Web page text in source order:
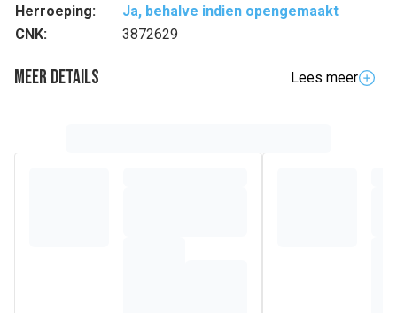
Herroeping:
Ja, behalve indien opengemaakt
CNK:
3872629
Meer details
Lees meer
silhouet te verfijnendankzij zijn vetverbrandende